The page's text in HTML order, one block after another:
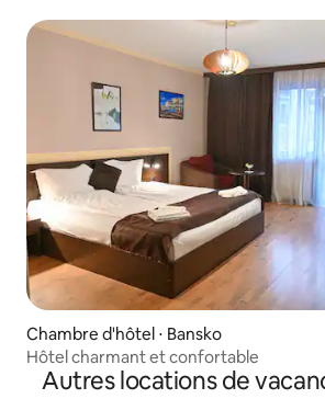
Chambre d'hôtel ⋅ Bansko
Hôtel charmant et confortable
Autres locations de